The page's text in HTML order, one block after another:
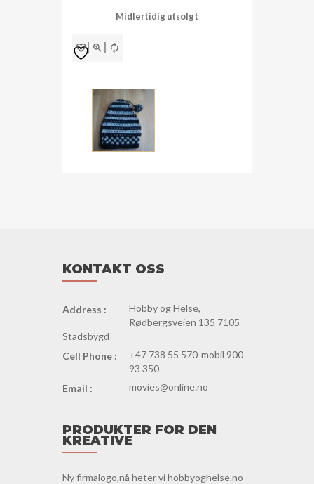
Midlertidig utsolgt
KONTAKT OSS
Address :
Hobby og Helse,
Rødbergsveien 135 7105
Stadsbygd
Cell Phone :
+47 738 55 570-mobil 900
93 350
Email :
movies@online.no
PRODUKTER FOR DEN
KREATIVE
Ny firmalogo,nå heter vi hobbyoghelse.no